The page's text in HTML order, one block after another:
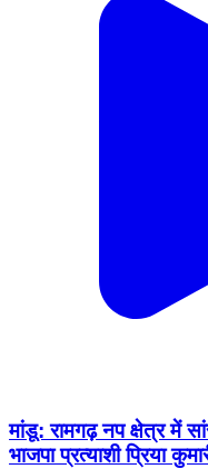
मांडू: रामगढ़ नप क्षेत्र में
भाजपा प्रत्याशी प्रिया